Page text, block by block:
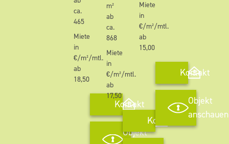
ca.
465
Miete
in
€/m²/mtl.
ab
18,50
Kontakt
Objekt
m²
ab
ca.
868
Miete
in
€/m²/mtl.
ab
17,50
Kontakt
Miete
in
€/m²/mtl.
ab
15,00
Kontakt
Objekt
anschauen